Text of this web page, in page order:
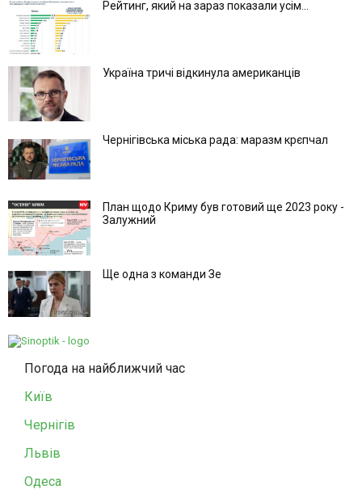
Рейтинг, який на зараз показали усім...
Україна тричі відкинула американців
Чернігівська міська рада: маразм крєпчал
План щодо Криму був готовий ще 2023 року -
Залужний
Ще одна з команди Зе
Погода на найближчий час
Київ
Чернігів
Львів
Одеса